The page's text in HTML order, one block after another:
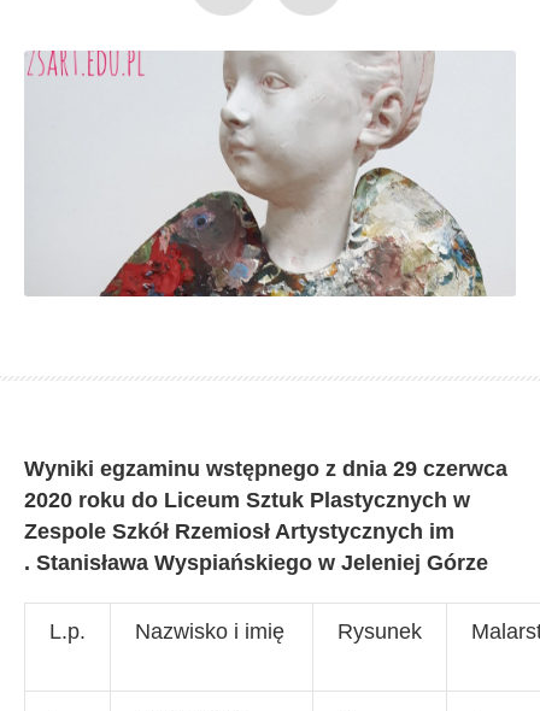
Wyniki egzaminu wstępnego z dnia 29 czerwca
2020 roku do Liceum Sztuk Plastycznych w
Zespole Szkół Rzemiosł Artystycznych im
. Stanisława Wyspiańskiego w Jeleniej Górze
L.p. Nazwisko i imię Rysunek